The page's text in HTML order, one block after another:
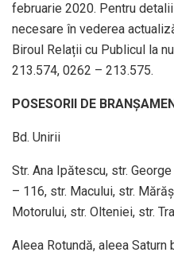
februarie 2020. Pentru
necesare în vederea
Biroul Relații cu Publicul la
213.574, 0262 – 213.575.
POSESORII DE
Bd. Unirii
Str. Ana Ipătescu, str.
– 116, str. Macului, str.
Motorului, str. Olteniei, str.
Aleea Rotundă, aleea Saturn